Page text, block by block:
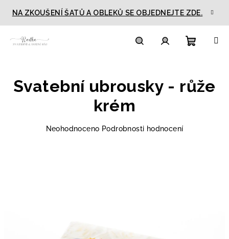
obsah
NA ZKOUŠENÍ ŠATŮ A OBLEKŮ SE OBJEDNEJTE ZDE.
košík
Svatební ubrousky - růže
krém
Průměrné
Neohodnoceno Podrobnosti hodnocení